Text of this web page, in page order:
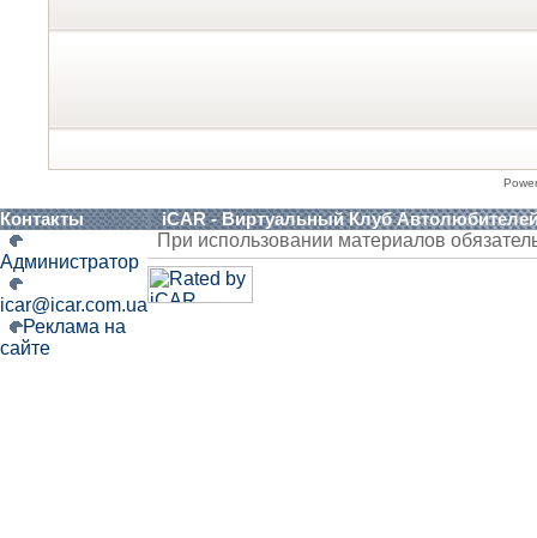
Контакты iCAR - Виртуальный Клуб
Администратор
icar@icar.com.ua
Реклама на
сайте
При использовании материалов